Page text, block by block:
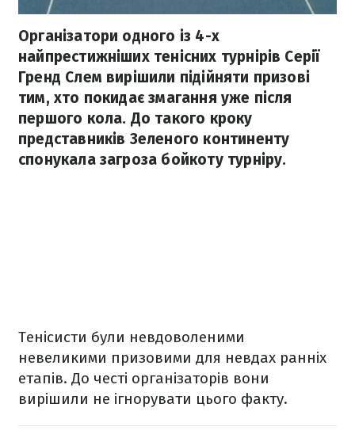
Організатори одного із 4-х
найпрестижніших тенісних турнірів Серії
Гренд Слем вирішили підійняти призові
тим, хто покидає змагання уже після
першого кола. До такого кроку
представників Зеленого континенту
спонукала загроза бойкоту турніру.
Тенісисти були невдоволеними
невеликими призовими для невдах ранніх
етапів. До честі організаторів вони
вирішили не ігнорувати цього факту.